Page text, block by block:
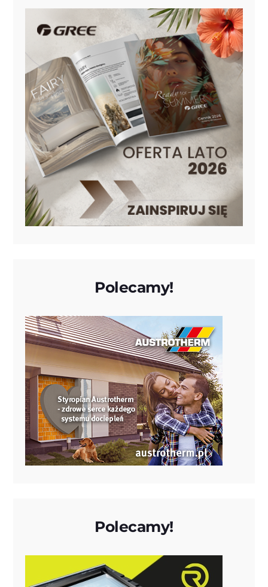
Polecamy!
Polecamy!